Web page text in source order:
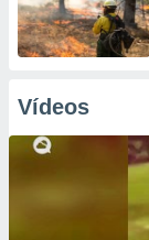
Vídeos